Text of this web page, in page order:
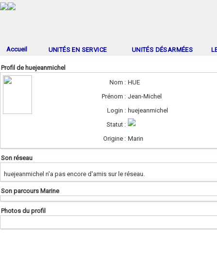
Accueil UNITÉS EN SERVICE UNITÉS DÉSARMÉES
Profil de huejeanmichel
Nom : HUE
Prénom : Jean-Michel
Login : huejeanmichel
Statut :
Origine : Marin
Son réseau
huejeanmichel n'a pas encore d'amis sur le réseau.
Son parcours Marine
Photos du profil